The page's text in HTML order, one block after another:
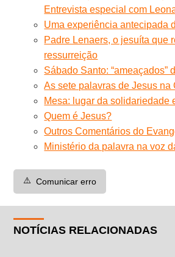
Entrevista especial com
Uma experiência antecipada
Padre Lenaers, o jesuíta que
ressurreição
Sábado Santo: “ameaçados”
As sete palavras de Jesus na
Mesa: lugar da solidariedade
Quem é Jesus?
Outros Comentários do
Ministério da palavra na voz
⚠️ Comunicar erro
NOTÍCIAS RELACIONADAS